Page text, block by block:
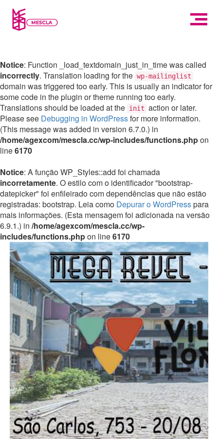
Notice: Function _load_textdomain_just_in_time was called
incorrectly. Translation loading for the wp-mailinglist
domain was triggered too early. This is usually an indicator for
some code in the plugin or theme running too early.
Translations should be loaded at the init action or later.
Please see Debugging in WordPressfor more information.
(This message was added in version 6.7.0.) in
/home/agexcom/mescla.cc/wp-includes/functions.phpon
line6170
Notice: A função WP_Styles::add foi chamada
incorretamente. O estilo com o identificador "bootstrap-
datepicker" foi enfileirado com dependências que não estão
registradas: bootstrap. Leia como Depurar o WordPresspara
mais informações. (Esta mensagem foi adicionada na versão
6.9.1.) in /home/agexcom/mescla.cc/wp-
includes/functions.phpon line6170